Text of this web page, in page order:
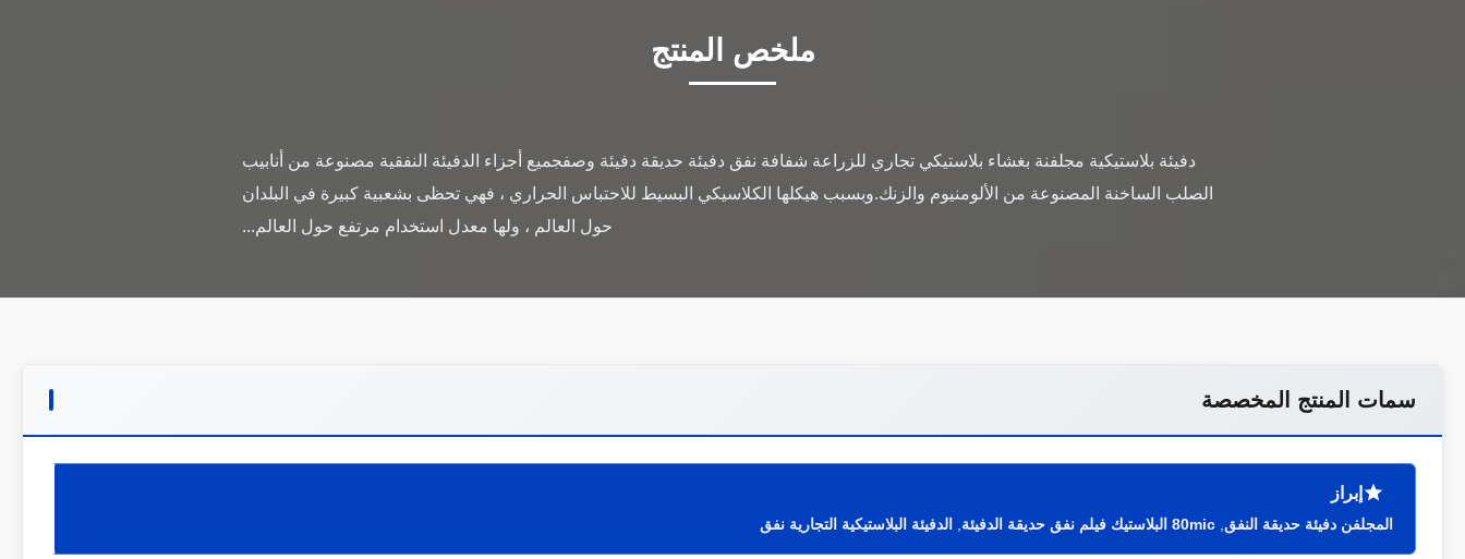
ملخص المنتج
دفيئة بلاستيكية مجلفنة بغشاء بلاستيكي تجاري للزراعة شفافة نفق دفيئة حديقة دفيئة وصفجميع أجزاء الدفيئة النفقية مصنوعة من أنابيب
الصلب الساخنة المصنوعة من الألومنيوم والزنك.وبسبب هيكلها الكلاسيكي البسيط للاحتباس الحراري ، فهي تحظى بشعبية كبيرة في البلدان
حول العالم ، ولها معدل استخدام مرتفع حول العالم...
سمات المنتج المخصصة
إبراز
المجلفن دفيئة حديقة النفق 80mic البلاستيك فيلم نفق حديقة الدفيئة الدفيئة البلاستيكية التجارية نفق